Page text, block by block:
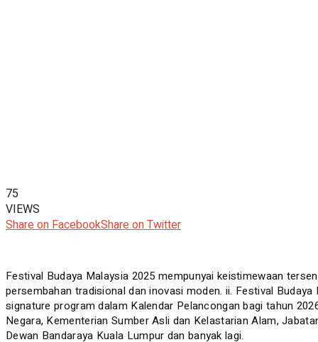
75
VIEWS
Share on FacebookShare on Twitter
Festival Budaya Malaysia 2025 mempunyai keistimewaan
persembahan tradisional dan inovasi moden. ii. Festival
signature program dalam Kalendar Pelancongan bagi tahun
Negara, Kementerian Sumber Asli dan Kelastarian Alam,
Dewan Bandaraya Kuala Lumpur dan banyak lagi.